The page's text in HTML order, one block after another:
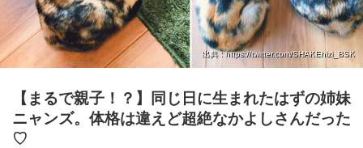
出典 : https://twitter.com/SHAKEhizi_BSK
【まるで親子！？】同じ日に生まれたはずの姉妹
ニャンズ。体格は違えど超絶なかよしさんだった
♡